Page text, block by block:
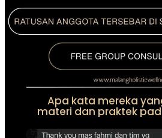
Apa kata mereka
materi dan praktek